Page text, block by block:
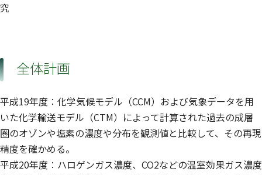
究
全体計画
平成19年度：化学気候モデル（CCM）および気象データを用
いた化学輸送モデル（CTM）によって計算された過去の成層
圏のオゾンや塩素の濃度や分布を観測値と比較して、その再現
精度を確かめる。
平成20年度：ハロゲンガス濃度、CO2などの温室効果ガス濃度